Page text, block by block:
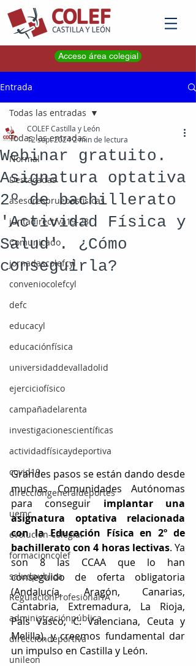
Acceso área colegial
Entrada
Todas las entradas
Normal
Destacadas
asesorespruebasfisicas
juntadirectiva19-23
Comunicado
jornadascolefcyl
conveniocolefcyl
defc
educacyl
educaciónfísica
universidaddevalladolid
ejerciciofísico
campañadelarenta
investigacionescientíficas
actividadfísicaydeportiva
covid19
direccióngeneraldeportes
uemc
evolución-colegial
formacioncolef
saludpublica
RegulacionProfesionalYA
administraciónpública
direccióndeportiva
unileon
Todas las entradas
Webinar gratuito.
Asignatura optativa
2º de bachillerato
'Actividad Física y
Salud'. ¿Cómo
conseguirla?
COLEF Castilla y León
12 sept 20242 min de lectura
Grandes pasos se están dando desde
muchas Comunidades Autónomas
para conseguir implantar una
asignatura optativa relacionada
con la Educación Física en 2º de
bachillerato con 4 horas lectivas. Ya
son 8 las CCAA que lo han
conseguido de oferta obligatoria
(Andalucía, Aragón, Canarias,
Cantabria, Extremadura, La Rioja,
País Vasco, C. Valenciana, Ceuta y
Melilla), y creemos fundamental dar
un impulso en Castilla y León.